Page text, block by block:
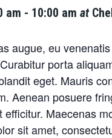
am - 10:00 am at
augue, eu
porta
eget. Mauris
Aenean posuere
Maecenas
sit amet,